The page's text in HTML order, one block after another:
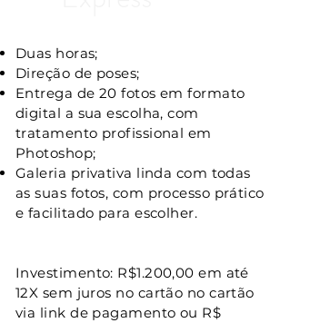
Duas horas;
Direção de poses;
Entrega de 20 fotos em formato
digital a sua escolha, com
tratamento profissional em
Photoshop;
Galeria privativa linda com todas
as suas fotos, com processo prático
e facilitado para escolher.
Investimento: R$1.200,00 em até
12X sem juros no cartão no cartão
via link de pagamento ou R$